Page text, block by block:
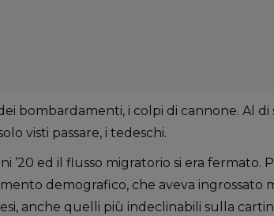
bombardamenti, i colpi di cannone. Al di
visti passare, i tedeschi.
’20 ed il flusso migratorio si era fermato.
demografico, che aveva ingrossato
anche quelli più indeclinabili sulla